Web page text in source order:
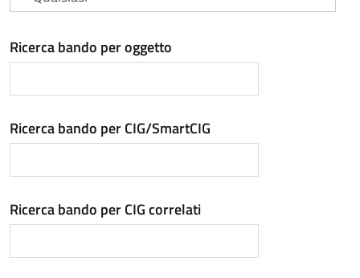
Ricerca bando per oggetto
Ricerca bando per CIG/SmartCIG
Ricerca bando per CIG correlati